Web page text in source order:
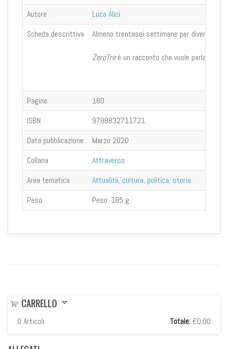
Autore
Luca Alici
Scheda descrittiva
Almeno trentasei settimane per diventare
ZeroTreè un racconto che vuole parlare a
Pagine
180
ISBN
9788832711721
Data pubblicazione
Marzo 2020
Collana
Attraverso
Area tematica
Attualità, cultura, politica, storia
Peso
Peso: 185 g
CARRELLO
0 Articoli Totale: €0,00